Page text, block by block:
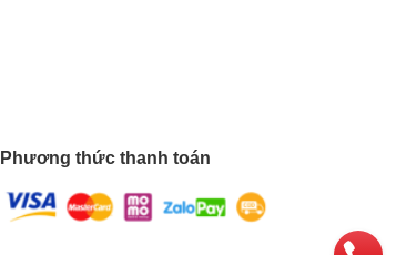
Phương thức thanh toán